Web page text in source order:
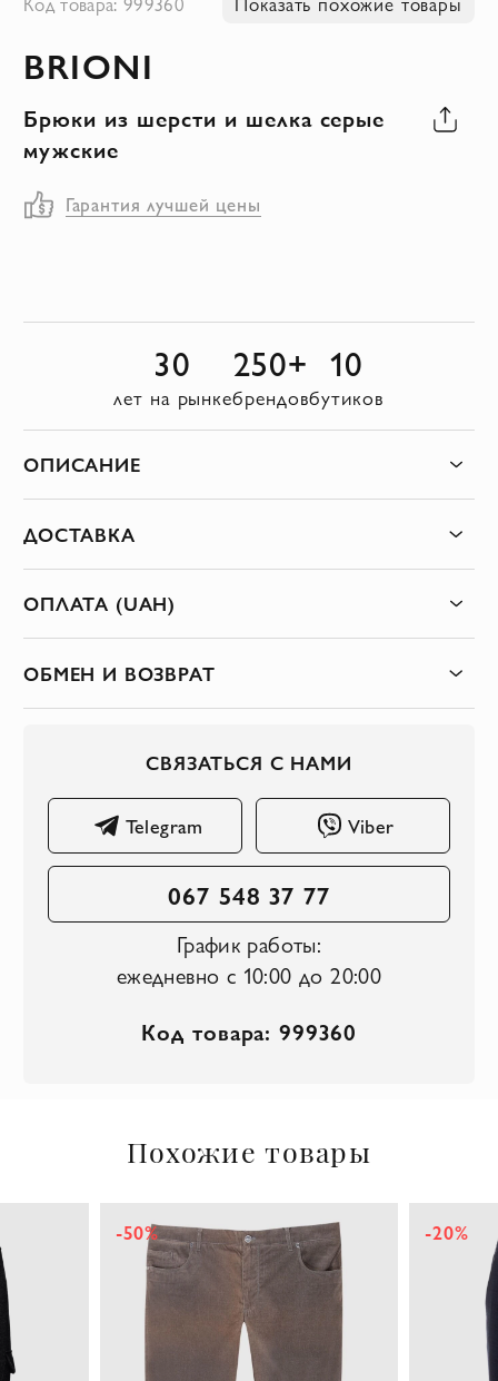
началу
изображений
BRIONI
Брюки из шерсти и шелка серые
мужские
Гарантия лучшей цены
30
лет на рынке
250+
брендов
10
бутиков
ОПИСАНИЕ
ДОСТАВКА
ОПЛАТА (UAH)
ОБМЕН И ВОЗВРАТ
СВЯЗАТЬСЯ С НАМИ
Telegram Viber
067 548 37 77
График работы:
ежедневно с 10:00 до 20:00
Код товара: 999360
Похожие товары
-50% -20%